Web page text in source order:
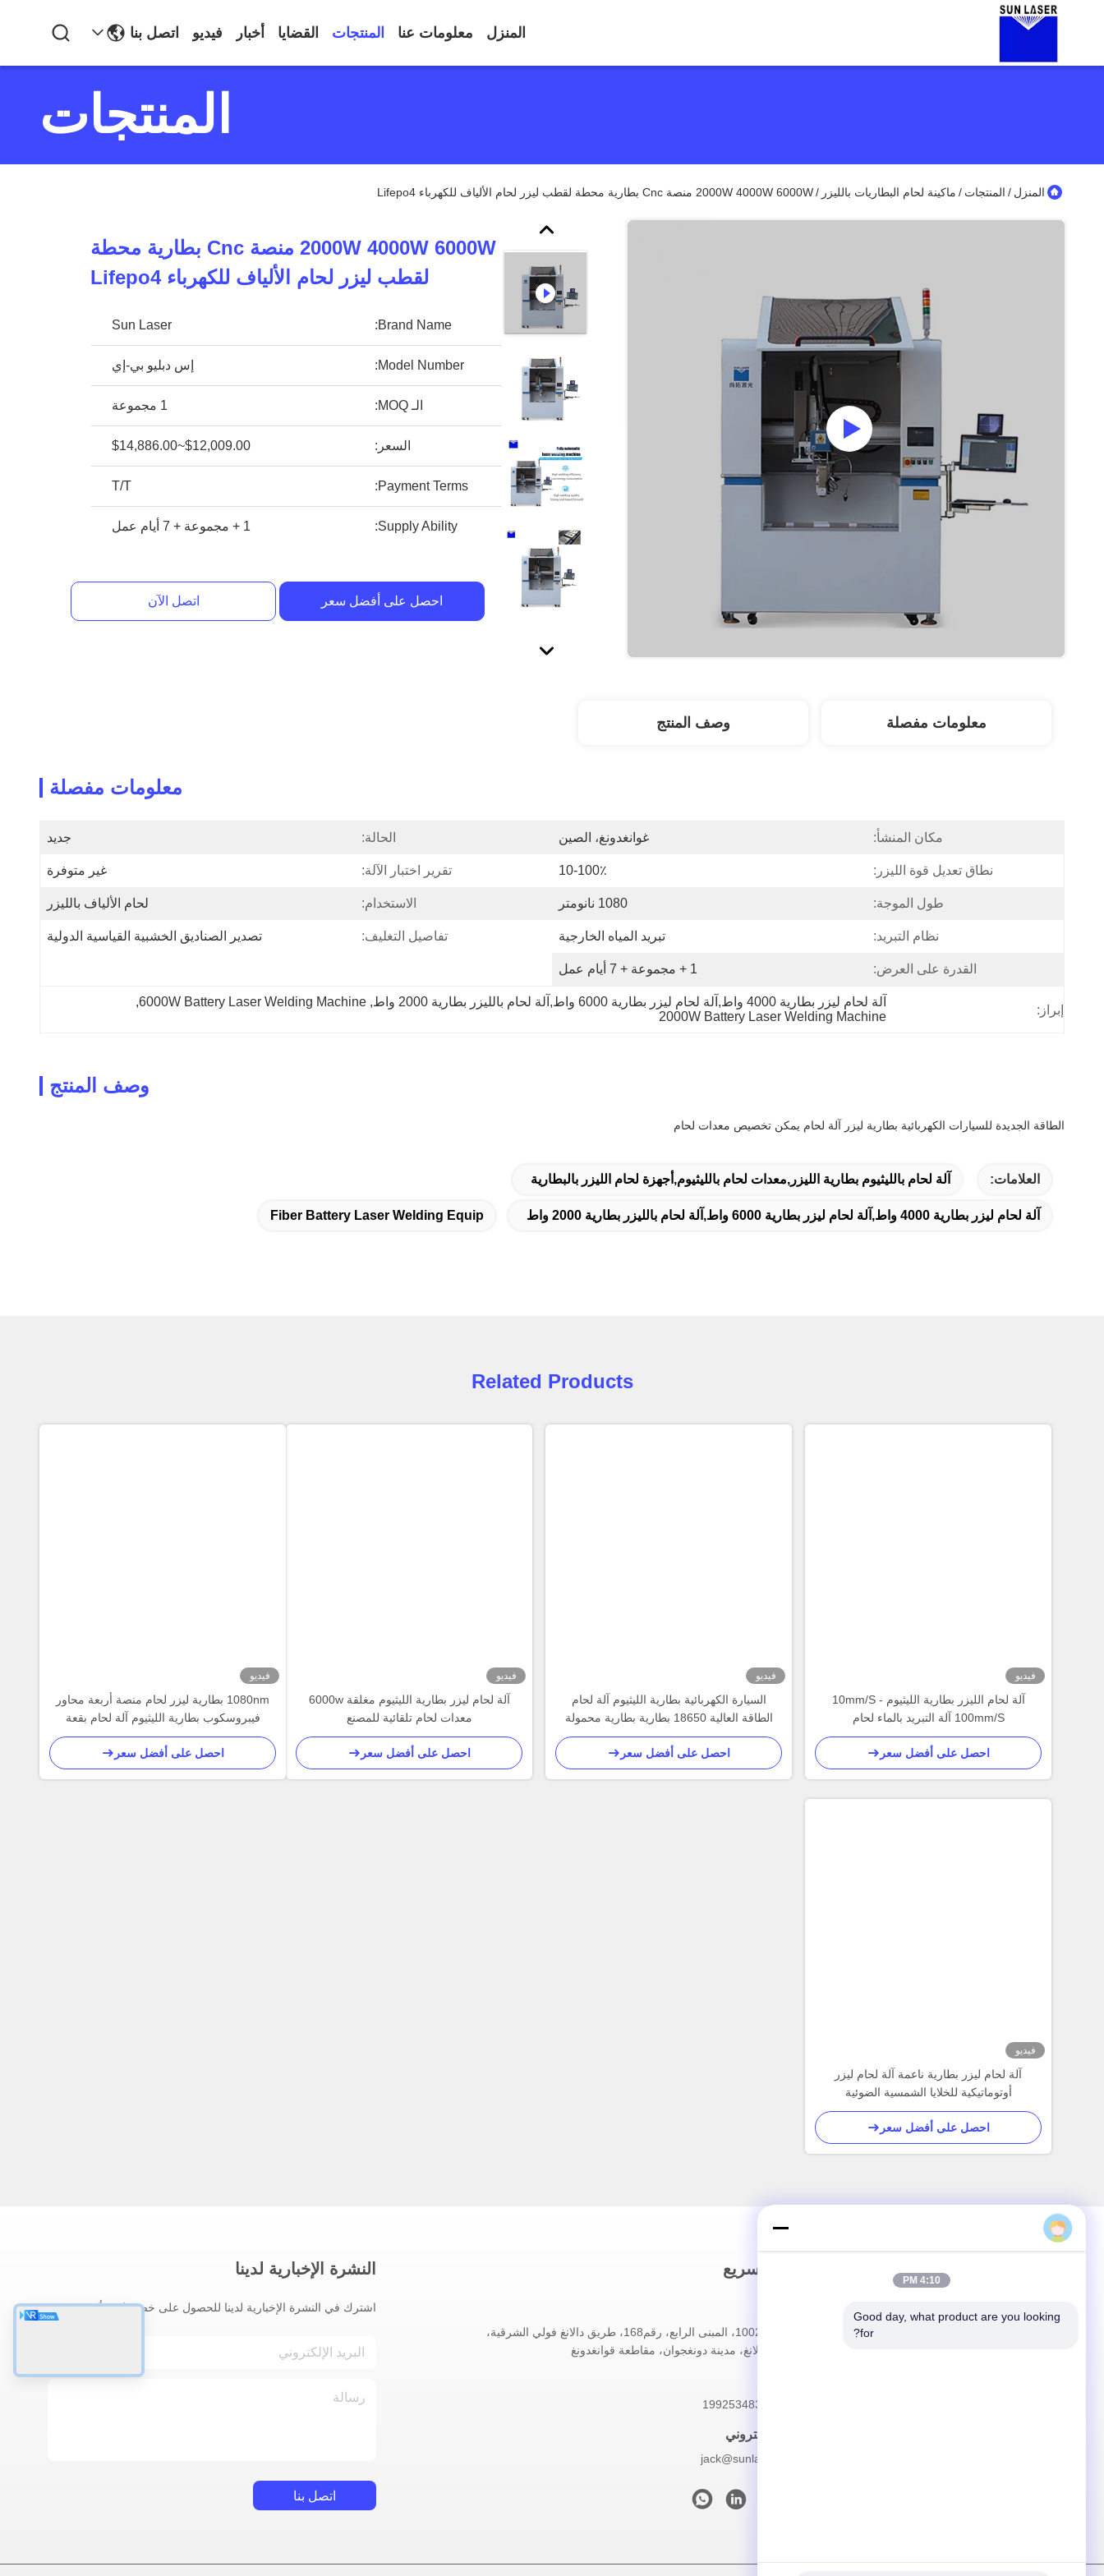
المنزل معلومات عنا المنتجات القضايا أخبار فيديو اتصل بنا
المنتجات
المنزل / المنتجات / ماكينة لحام البطاريات بالليزر /2000W 4000W 6000W منصة Cnc بطارية محطة لقطب ليزر لحام الألياف للكهرباء Lifepo4
2000W 4000W 6000W منصة Cnc بطارية محطة
لقطب ليزر لحام الألياف للكهرباء Lifepo4
Brand Name:
Sun Laser
Model Number: إس دبليو بي-إي
الـ MOQ: 1 مجموعة
السعر: $12,009.00~$14,886.00
Payment Terms:
T/T
Supply Ability: 1 + مجموعة + 7 أيام عمل
احصل على أفضل سعر اتصل الآن
معلومات مفصلة وصف المنتج
معلومات مفصلة
مكان المنشأ: غوانغدونغ، الصين الحالة: جديد
نطاق تعديل قوة الليزر: 10-100٪ تقرير اختبار الآلة: غير متوفرة
طول الموجة: 1080 نانومتر الاستخدام: لحام الألياف بالليزر
نظام التبريد: تبريد المياه الخارجية تفاصيل التغليف: تصدير الصناديق الخشبية القياسية الدولية
القدرة على العرض: 1 + مجموعة + 7 أيام عمل
إبراز:
آلة لحام ليزر بطارية 4000 واط,آلة لحام ليزر بطارية 6000 واط,آلة لحام بالليزر بطارية 2000 واط ,
6000W Battery Laser Welding Machine
,
2000W Battery Laser Welding Machine
وصف المنتج
الطاقة الجديدة للسيارات الكهربائية بطارية ليزر آلة لحام يمكن تخصيص معدات لحام
العلامات: آلة لحام بالليثيوم بطارية الليزر,معدات لحام بالليثيوم,أجهزة لحام الليزر بالبطارية
آلة لحام ليزر بطارية 4000 واط,آلة لحام ليزر بطارية 6000 واط,آلة لحام بالليزر بطارية 2000 واط Fiber Battery Laser Welding Equip
Related Products
فيديو
آلة لحام الليزر بطارية الليثيوم 10mm/S -
100mm/S آلة التبريد بالماء لحام
احصل على أفضل سعر
فيديو
السيارة الكهربائية بطارية الليثيوم آلة لحام
الطاقة العالية 18650 بطارية بطارية محمولة
لحام
احصل على أفضل سعر
فيديو
آلة لحام ليزر بطارية الليثيوم مغلقة 6000w
معدات لحام تلقائية للمصنع
احصل على أفضل سعر
فيديو
1080nm بطارية ليزر لحام منصة أربعة محاور
فيبروسكوب بطارية الليثيوم آلة لحام بقعة
احصل على أفضل سعر
فيديو
آلة لحام ليزر بطارية ناعمة آلة لحام ليزر
أوتوماتيكية للخلايا الشمسية الضوئية
احصل على أفضل سعر
الاتصال السريع
الغرفة 1002، المبنى الرابع، رقم168، طريق دالانغ فولي الشرقية،
مدينة دالانغ، مدينة دونغجوان، مقاطعة قوانغدونغ
بريد إلكتروني
jack@sunlaser.net
النشرة الإخبارية لدينا
اشترك في النشرة الإخبارية لدينا للحصول على خصومات وأكثر.
اتصل بنا
4:10 PM
Good day, what product are you looking
for?